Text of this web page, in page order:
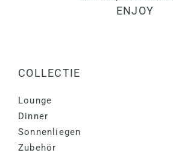
ENJOY
COLLECTIE
Lounge
Dinner
Sonnenliegen
Zubehör